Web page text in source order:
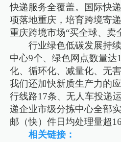
快递服务全覆盖。国际快
项落地重庆，培育跨境寄
重庆跨境市场“买全球、卖
行业绿色低碳发展持
中心9个、绿色网点数量达
化、循环化、减量化、无
我们还加快新质生产力的
行线路17条、无人车投递
递企业市级分拣中心全部
邮（快）件日均处理量超
相关链接：